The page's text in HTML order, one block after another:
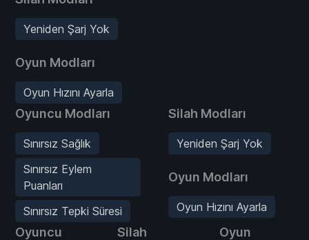
Yeniden Şarj Yok
Oyun Modları
Oyun Hızını Ayarla
Oyuncu Modları
Sınırsız Sağlık
Sınırsız Eylem
Puanları
Sınırsız Tepki Süresi
Silah Modları
Yeniden Şarj Yok
Oyun Modları
Oyun Hızını Ayarla
Oyuncu
Silah
Oyun